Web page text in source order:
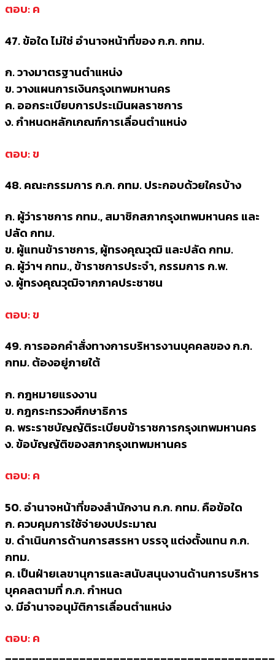
ตอบ: ค
47. ข้อใด ไม่ใช่ อำนาจหน้าที่ของ ก.ก. กทม.
ก. วางมาตรฐานตำแหน่ง
ข. วางแผนการเงินกรุงเทพมหานคร
ค. ออกระเบียบการประเมินผลราชการ
ง. กำหนดหลักเกณฑ์การเลื่อนตำแหน่ง
ตอบ: ข
48. คณะกรรมการ ก.ก. กทม. ประกอบด้วยใครบ้าง
ก. ผู้ว่าราชการ กทม., สมาชิกสภากรุงเทพมหานคร และ
ปลัด กทม.
ข. ผู้แทนข้าราชการ, ผู้ทรงคุณวุฒิ และปลัด กทม.
ค. ผู้ว่าฯ กทม., ข้าราชการประจำ, กรรมการ ก.พ.
ง. ผู้ทรงคุณวุฒิจากภาคประชาชน
ตอบ: ข
49. การออกคำสั่งทางการบริหารงานบุคคลของ ก.ก.
กทม. ต้องอยู่ภายใต้
ก. กฎหมายแรงงาน
ข. กฎกระทรวงศึกษาธิการ
ค. พระราชบัญญัติระเบียบข้าราชการกรุงเทพมหานคร
ง. ข้อบัญญัติของสภากรุงเทพมหานคร
ตอบ: ค
50. อำนาจหน้าที่ของสำนักงาน ก.ก. กทม. คือข้อใด
ก. ควบคุมการใช้จ่ายงบประมาณ
ข. ดำเนินการด้านการสรรหา บรรจุ แต่งตั้งแทน ก.ก.
กทม.
ค. เป็นฝ่ายเลขานุการและสนับสนุนงานด้านการบริหาร
บุคคลตามที่ ก.ก. กำหนด
ง. มีอำนาจอนุมัติการเลื่อนตำแหน่ง
ตอบ: ค
________________________________________